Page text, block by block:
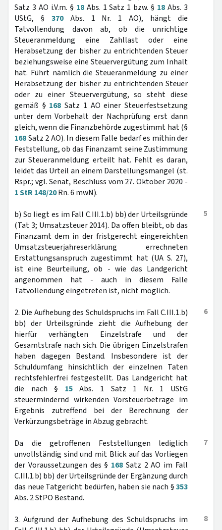
Satz 3 AO i.V.m. § 18Abs. 1 Satz 1 bzw. § 18 Abs. 3
UStG, § 370Abs. 1 Nr. 1 AO), hängt die
Tatvollendung davon ab, ob die unrichtige
Steueranmeldung eine Zahllast oder eine
Herabsetzung der bisher zu entrichtenden Steuer
beziehungsweise eine Steuervergütung zum Inhalt
hat. Führt nämlich die Steueranmeldung zu einer
Herabsetzung der bisher zu entrichtenden Steuer
oder zu einer Steuervergütung, so steht diese
gemäß § 168 Satz 1 AO einer Steuerfestsetzung
unter dem Vorbehalt der Nachprüfung erst dann
gleich, wenn die Finanzbehörde zugestimmt hat (§
168Satz 2 AO). In diesem Falle bedarf es mithin der
Feststellung, ob das Finanzamt seine Zustimmung
zur Steueranmeldung erteilt hat. Fehlt es daran,
leidet das Urteil an einem Darstellungsmangel (st.
Rspr.; vgl. Senat, Beschluss vom 27. Oktober 2020 -
1 StR 148/20Rn. 6 mwN).
5
b) So liegt es im Fall C.III.1.b) bb) der Urteilsgründe
(Tat 3; Umsatzsteuer 2014). Da offen bleibt, ob das
Finanzamt dem in der fristgerecht eingereichten
Umsatzsteuerjahreserklärung errechneten
Erstattungsanspruch zugestimmt hat (UA S. 27),
ist eine Beurteilung, ob - wie das Landgericht
angenommen hat - auch in diesem Falle
Tatvollendung eingetreten ist, nicht möglich.
6
2. Die Aufhebung des Schuldspruchs im Fall C.III.1.b)
bb) der Urteilsgründe zieht die Aufhebung der
hierfür verhängten Einzelstrafe und der
Gesamtstrafe nach sich. Die übrigen Einzelstrafen
haben dagegen Bestand. Insbesondere ist der
Schuldumfang hinsichtlich der einzelnen Taten
rechtsfehlerfrei festgestellt. Das Landgericht hat
die nach § 15Abs. 1 Satz 1 Nr. 1 UStG
steuermindernd wirkenden Vorsteuerbeträge im
Ergebnis zutreffend bei der Berechnung der
Verkürzungsbeträge in Abzug gebracht.
7
Da die getroffenen Feststellungen lediglich
unvollständig sind und mit Blick auf das Vorliegen
der Voraussetzungen des § 168 Satz 2 AO im Fall
C.III.1.b) bb) der Urteilsgründe der Ergänzung durch
das neue Tatgericht bedürfen, haben sie nach §353
Abs. 2 StPO Bestand.
8
3. Aufgrund der Aufhebung des Schuldspruchs im